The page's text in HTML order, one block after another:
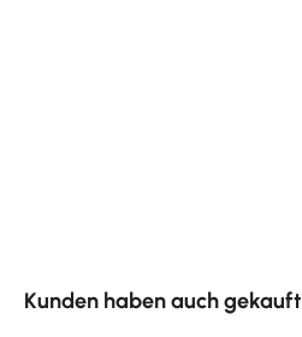
Kunden haben auch gekauft